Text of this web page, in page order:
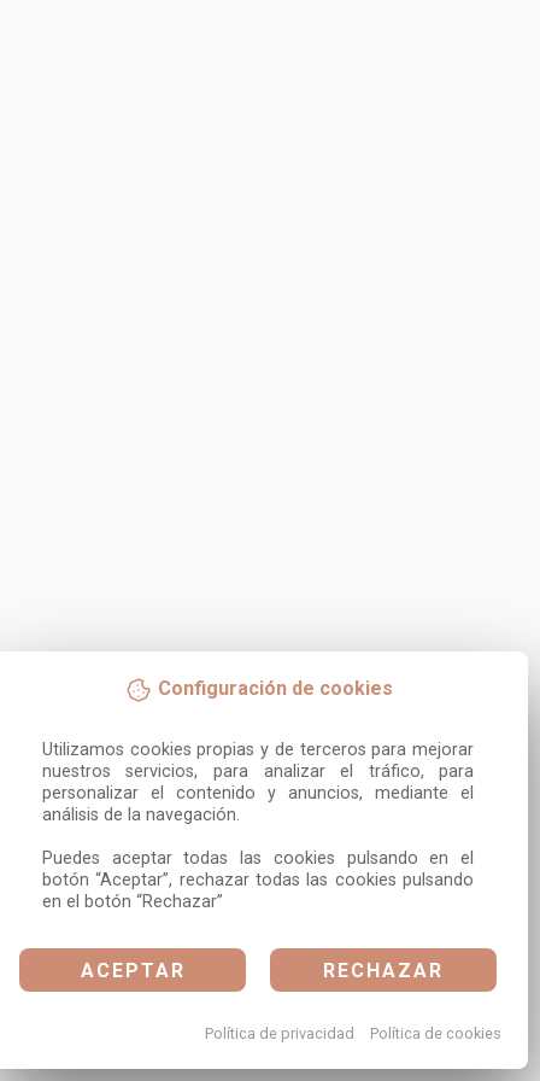
Configuración de cookies
Utilizamos cookies propias y de terceros para mejorar
nuestros servicios, para analizar el tráfico, para
personalizar el contenido y anuncios, mediante el
análisis de la navegación.
Puedes aceptar todas las cookies pulsando en el
botón “Aceptar”, rechazar todas las cookies pulsando
en el botón “Rechazar”
ACEPTAR RECHAZAR
Política de privacidad Política de cookies